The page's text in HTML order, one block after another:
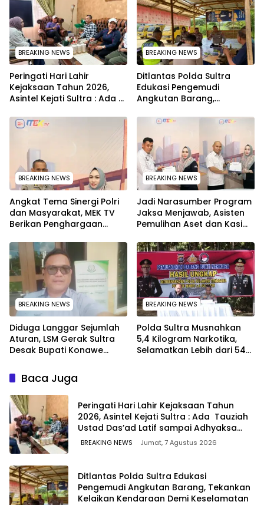
BREAKING NEWS
Peringati Hari Lahir
Kejaksaan Tahun 2026,
Asintel Kejati Sultra : Ada
sampai Adhyaksa Run
BREAKING NEWS
Ditlantas Polda Sultra
Edukasi Pengemudi
Angkutan Barang,
Kendaraan Demi
BREAKING NEWS
Angkat Tema Sinergi Polri
dan Masyarakat, MEK TV
Berikan Penghargaan
melalui Kabid Humas
BREAKING NEWS
Jadi Narasumber Program
Jaksa Menjawab, Asisten
Pemulihan Aset dan Kasi
Terima Penghargaan dari
Komisaris MEK TV
BREAKING NEWS
Diduga Langgar Sejumlah
Aturan, LSM Gerak Sultra
Desak Bupati Konawe
Toronipa
BREAKING NEWS
Polda Sultra Musnahkan
5,4 Kilogram Narkotika,
Selamatkan Lebih dari 54
Baca Juga
Peringati Hari Lahir Kejaksaan Tahun
2026, Asintel Kejati Sultra : Ada Tauziah
Ustad Das’ad Latif sampai Adhyaksa
Run
BREAKING NEWS Jumat, 7 Agustus 2026
Ditlantas Polda Sultra Edukasi
Pengemudi Angkutan Barang, Tekankan
Kelaikan Kendaraan Demi Keselamatan